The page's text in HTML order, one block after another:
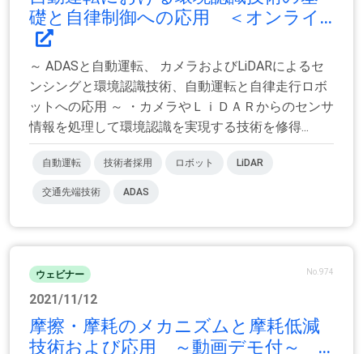
礎と自律制御への応用 ＜オンライ...
～ ADASと自動運転、 カメラおよびLiDARによるセ
ンシングと環境認識技術、自動運転と自律走行ロボ
ットへの応用 ～ ・カメラやＬｉＤＡＲからのセンサ
情報を処理して環境認識を実現する技術を修得...
自動運転 技術者採用 ロボット LiDAR
交通先端技術 ADAS
ウェビナー No.974
2021/11/12
摩擦・摩耗のメカニズムと摩耗低減
技術および応用 ～動画デモ付～ ...